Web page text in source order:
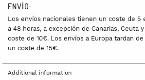
ENVÍO:
Los envíos nacionales tienen un coste de 5
a 48 horas, a excepción de Canarias, Ceuta
coste de 10€. Los envíos a Europa tardan
un coste de 15€.
Additional information